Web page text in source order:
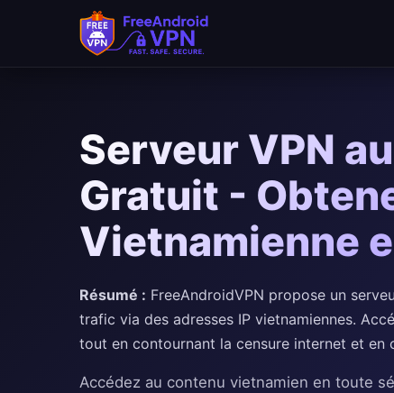
Aller au contenu principal
Serveur VPN
Gratuit -
Vietnamienne
Résumé : FreeAndroidVPN propose un
trafic via des adresses IP vietnamiennes.
tout en contournant la censure internet et en
Accédez au contenu vietnamien en toute